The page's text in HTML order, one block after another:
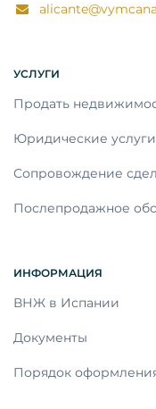
УСЛУГИ
Продать
Юридические услуги
Сопровождение
Послепродажное
ИНФОРМАЦИЯ
ВНЖ в Испании
Документы
Порядок